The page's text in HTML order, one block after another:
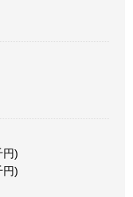
円)
円)